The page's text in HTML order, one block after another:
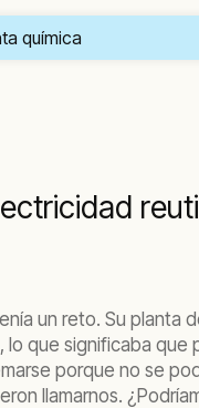
química
un reto. Su planta
lo que significaba que
porque no se
llamarnos.